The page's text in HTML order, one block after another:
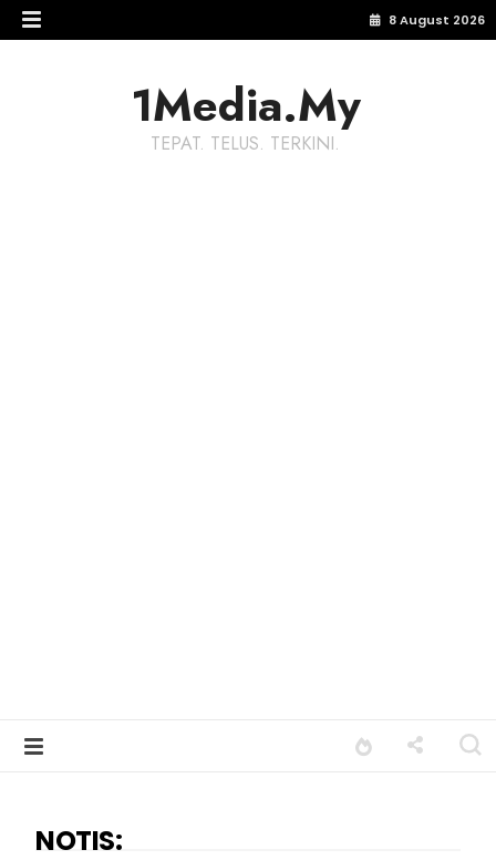
8 August 2026
1Media.My
TEPAT. TELUS. TERKINI.
NOTIS: